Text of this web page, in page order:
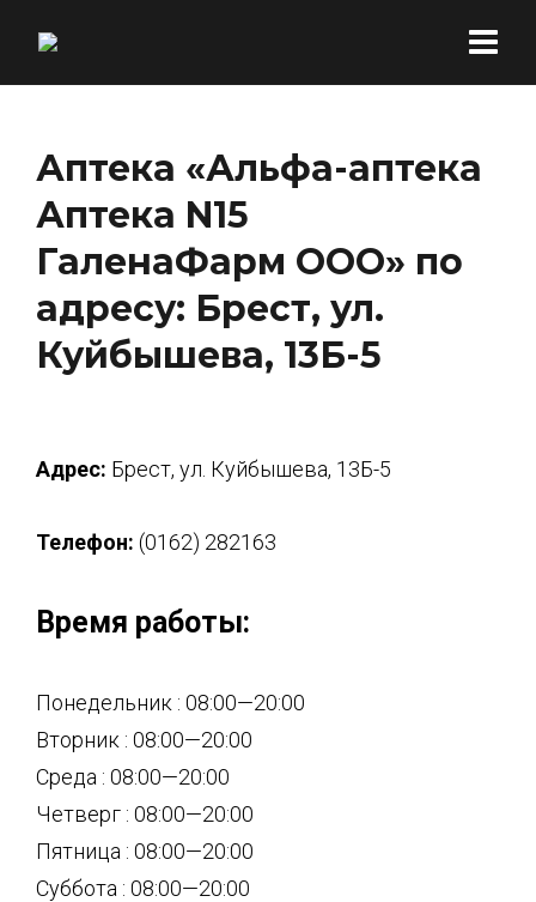
Аптека «Альфа-аптека
Аптека N15
ГаленаФарм ООО» по
адресу: Брест, ул.
Куйбышева, 13Б-5
Адрес: Брест, ул. Куйбышева, 13Б-5
Телефон: (0162) 282163
Время работы:
Понедельник : 08:00—20:00
Вторник : 08:00—20:00
Среда : 08:00—20:00
Четверг : 08:00—20:00
Пятница : 08:00—20:00
Суббота : 08:00—20:00